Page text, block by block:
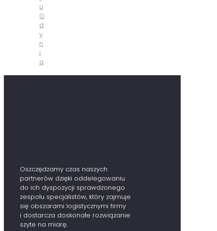
u
G
d
y
n
i
a
Oszczędzamy czas naszych
partnerów dzięki oddelegowaniu
do ich dyspozycji sprawdzonego
zespołu specjalistów, który zajmuje
się obszarami logistycznymi firmy
i dostarcza doskonałe rozwiązanie
szyte na miarę.